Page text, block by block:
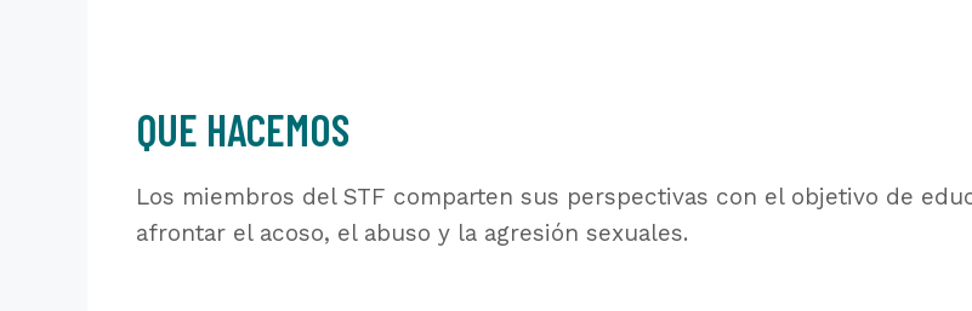
QUE HACEMOS
Los miembros del STF comparten sus perspectivas con el objetivo de
afrontar el acoso, el abuso y la agresión sexuales.